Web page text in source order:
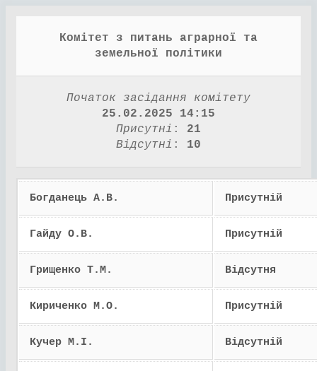
Комітет з питань аграрної та
земельної політики
Початок засідання комітету
25.02.2025 14:15
Присутні :
21
Відсутні : 10
Богданець А.В. Присутній
Гайду О.В. Присутній
Грищенко Т.М. Відсутня
Кириченко М.О. Присутній
Кучер М.І. Відсутній